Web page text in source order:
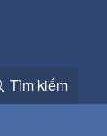
Tìm kiếm